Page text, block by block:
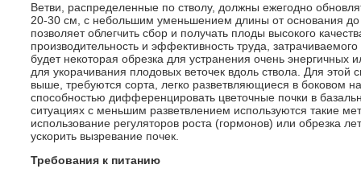
Ветви, распределенные по стволу, должны ежегодно
20-30 см, с небольшим уменьшением длины от основания до
позволяет облегчить сбор и получать плоды высокого
производительность и эффективность труда,
будет некоторая обрезка для устранения очень
для укорачивания плодовых веточек вдоль ствола. Для
выше, требуются сорта, легко разветвляющиеся в боковом
способностью дифференцировать цветочные почки в
ситуациях с меньшим разветвлением используются такие
использование регуляторов роста (гормонов) или обрезка
ускорить вызревание почек.
Требования к питанию